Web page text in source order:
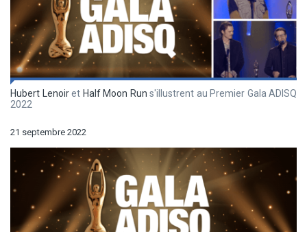
Hubert Lenoiret Half Moon Run s'illustrent au Premier Gala ADISQ
2022
21 septembre 2022